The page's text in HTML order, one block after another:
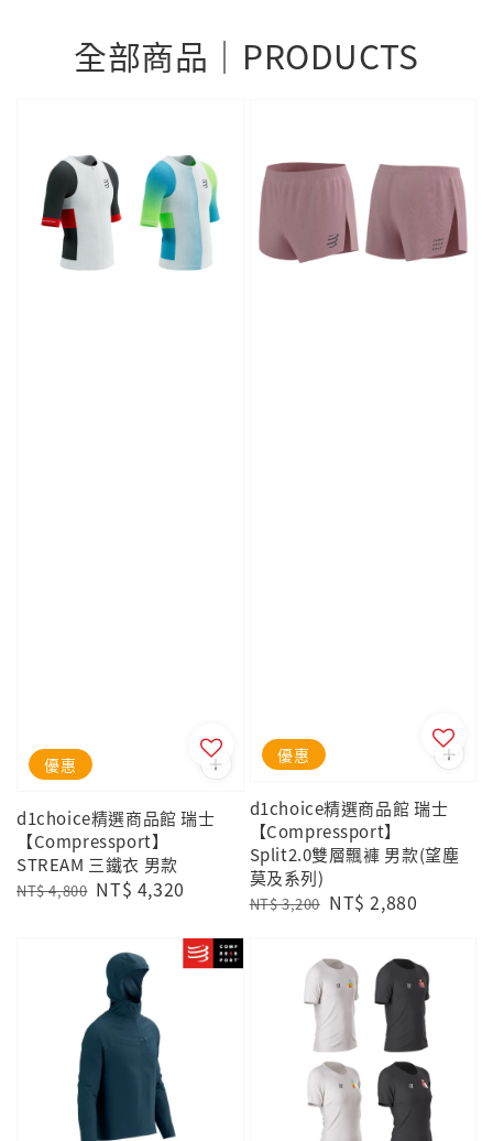
全部商品｜PRODUCTS
優惠
d1choice精選商品館 瑞士
【Compressport】
STREAM 三鐵衣 男款
Regular
NT$ 4,800 Sale
NT$ 4,320
優惠
d1choice精選商品館 瑞士
【Compressport】
Split2.0雙層飄褲 男款(望塵
莫及系列)
Regular
NT$ 3,200 Sale
NT$ 2,880